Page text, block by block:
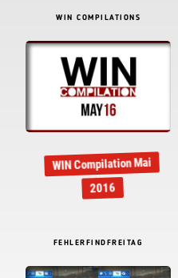
WIN COMPILATIONS
WIN Compilation Mai
2016
FEHLERFINDFREITAG